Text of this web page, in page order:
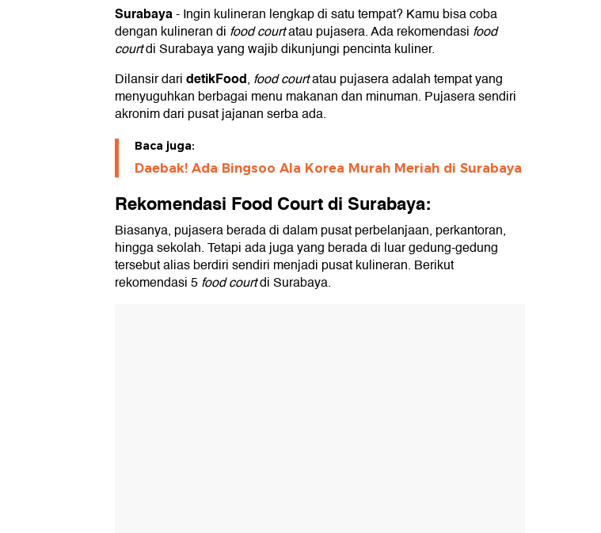
1. Gion Market
2. Aiola Eatery
3. Aiola Canteen Merr
4. G-Walk Citraland
5. Food Junction
6. Hollywood Food Street
Surabaya-Ingin kulineran lengkap di satu tempat? Kamu bisa coba
dengan kulineran di food courtatau pujasera. Ada rekomendasi food
courtdi Surabaya yang wajib dikunjungi pencinta kuliner.
Dilansir daridetikFood, food courtatau pujasera adalah tempat yang
menyuguhkan berbagai menu makanan dan minuman. Pujasera sendiri
akronim dari pusat jajanan serba ada.
Baca juga:
Daebak! Ada Bingsoo Ala Korea Murah Meriah di Surabaya
Rekomendasi Food Court di Surabaya:
Biasanya, pujasera berada di dalam pusat perbelanjaan, perkantoran,
hingga sekolah. Tetapi ada juga yang berada di luar gedung-gedung
tersebut alias berdiri sendiri menjadi pusat kulineran. Berikut
rekomendasi 5food courtdi Surabaya.